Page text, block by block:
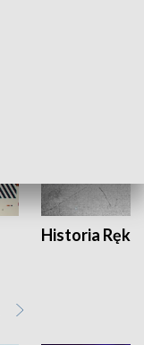
Historia Ręką